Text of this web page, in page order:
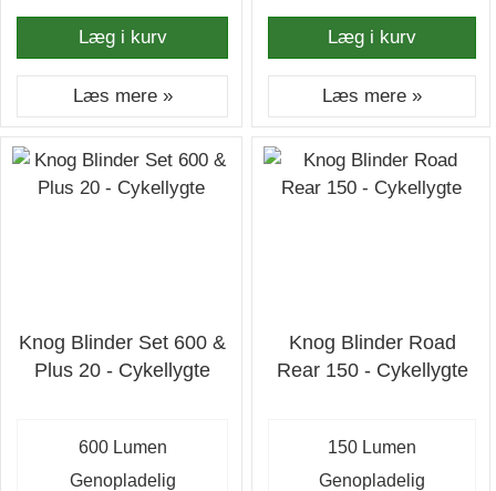
Læg i kurv
Læs mere »
Læg i kurv
Læs mere »
Knog Blinder Set 600 &
Plus 20 - Cykellygte
600 Lumen
Genopladelig
Knog Blinder Road
Rear 150 - Cykellygte
150 Lumen
Genopladelig